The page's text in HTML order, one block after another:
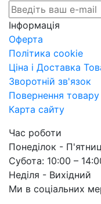
Інформація
Оферта
Політика cookie
Ціна і Доставка
Зворотній зв'язок
Повернення товару
Карта сайту
Час роботи
Понеділок -
Субота: 10:00 –
Неділя - Вихідний
Ми в соціальних